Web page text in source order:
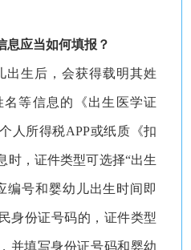
息应当如何填报？
出生后，会获得载明其姓
等信息的《出生医学证
人所得税APP或纸质《扣
时，证件类型可选择“出生
编号和婴幼儿出生时间即
身份证号码的，证件类型
并填写身份证号码和婴幼